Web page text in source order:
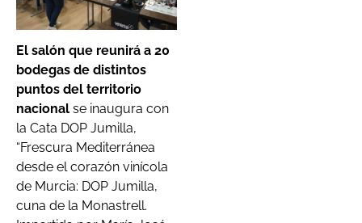
El salón que reunirá a 20
bodegas de distintos
puntos del territorio
nacional se inaugura con
la Cata DOP Jumilla,
“Frescura Mediterránea
desde el corazón vinícola
de Murcia: DOP Jumilla,
cuna de la Monastrell.